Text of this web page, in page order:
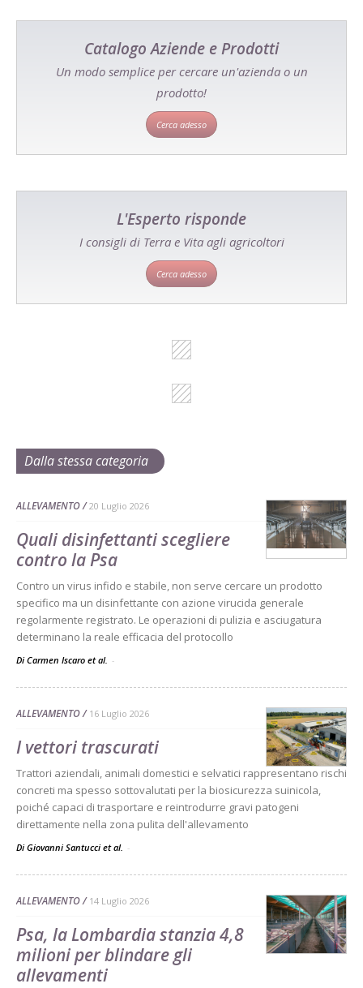
Catalogo Aziende e Prodotti
Un modo semplice per cercare un'azienda o un
prodotto!
Cerca adesso
L'Esperto risponde
I consigli di Terra e Vita agli agricoltori
Cerca adesso
Dalla stessa categoria
ALLEVAMENTO 20 Luglio 2026
Quali disinfettanti scegliere
contro la Psa
Contro un virus infido e stabile, non serve cercare un prodotto
specifico ma un disinfettante con azione virucida generale
regolarmente registrato. Le operazioni di pulizia e asciugatura
determinano la reale efficacia del protocollo
Di Carmen Iscaro et al. -
ALLEVAMENTO 16 Luglio 2026
I vettori trascurati
Trattori aziendali, animali domestici e selvatici rappresentano rischi
concreti ma spesso sottovalutati per la biosicurezza suinicola,
poiché capaci di trasportare e reintrodurre gravi patogeni
direttamente nella zona pulita dell'allevamento
Di Giovanni Santucci et al. -
ALLEVAMENTO 14 Luglio 2026
Psa, la Lombardia stanzia 4,8
milioni per blindare gli
allevamenti